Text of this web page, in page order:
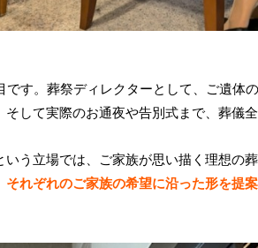
です。葬祭ディレクターとして、ご遺体
そして実際のお通夜や告別式まで、葬儀
いう立場では、ご家族が思い描く理想の
それぞれのご家族の希望に沿った形を提